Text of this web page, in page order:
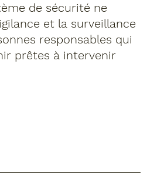
de sécurité ne
et la surveillance
responsables qui
prêtes à intervenir